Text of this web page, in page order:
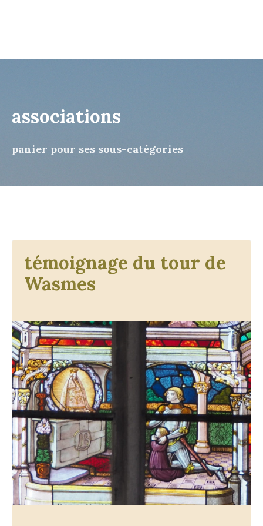
associations
panier pour ses sous-catégories
témoignage du tour de
Wasmes